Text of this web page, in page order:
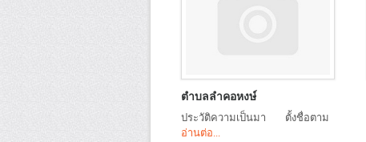
ตำบลลำคอหงษ์
ประวัติความเป็นมา ตั้งชื่อตาม
อ่านต่อ...